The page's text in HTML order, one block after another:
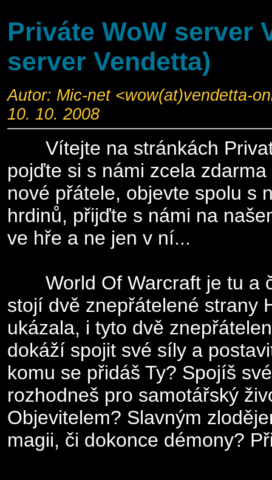
Priváte WoW server
server Vendetta)
Autor: Mic-net <wow(at)vendetta-
10. 10. 2008
Vítejte na stránkách
pojďte si s námi zcela
nové přátele, objevte spolu s
hrdinů, přijďte s námi na
ve hře a ne jen v ní...
World Of Warcraft je tu a
stojí dvě znepřátelené strany
ukázala, i tyto dvě
dokáží spojit své síly a
komu se přidáš Ty? Spojíš
rozhodneš pro samotářský
Objevitelem? Slavným
magii, či dokonce démony?